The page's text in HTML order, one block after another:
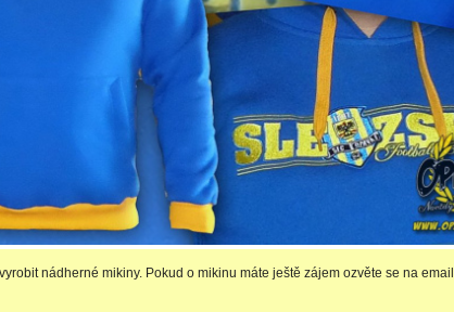
nádherné mikiny. Pokud o mikinu máte ještě zájem ozvěte se na email